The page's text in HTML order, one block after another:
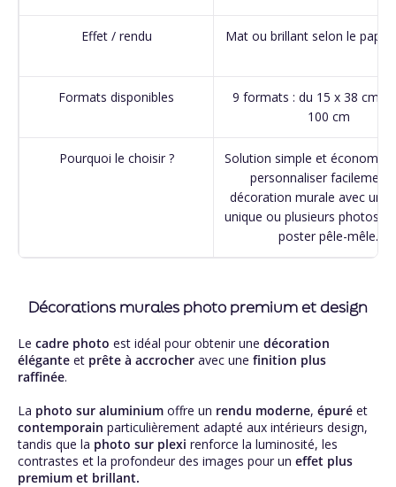
Effet / rendu Mat ou brillant selon le
Formats disponibles
9 formats : du 15 x 38 cm
100 cm
Pourquoi le choisir ?
Solution simple et
personnaliser facilement
décoration murale avec une
unique ou plusieurs photos
poster pêle-mêle.
Décorations murales photo premium et design
Le cadre photo est idéal pour obtenir une décoration
élégante et prête à accrocher avec une finition plus
raffinée.
La photo sur aluminium offre un rendu moderne, épuré et
contemporain particulièrement adapté aux intérieurs design,
tandis que la photo sur plexi renforce la luminosité, les
contrastes et la profondeur des images pour un effet plus
premium et brillant.